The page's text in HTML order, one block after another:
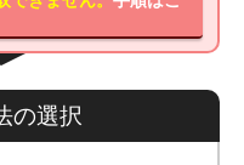
の選択